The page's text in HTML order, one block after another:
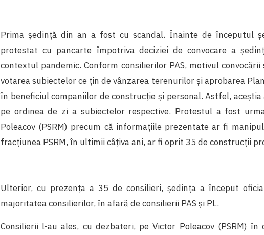
Prima ședință din an a fost cu scandal. Înainte de începutul
protestat cu pancarte împotriva deciziei de convocare a
contextul pandemic. Conform consilierilor PAS, motivul
votarea subiectelor ce țin de vânzarea terenurilor și aprobarea
în beneficiul companiilor de construcție și personal. Astfel,
pe ordinea de zi a subiectelor respective. Protestul a fost
Poleacov (PSRM) precum că informațiile prezentate ar fi
fracțiunea PSRM, în ultimii câțiva ani, ar fi oprit 35 de construcții
Ulterior, cu prezența a 35 de consilieri, ședința a început
majoritatea consilierilor, în afară de consilierii PAS și PL.
Consilierii l-au ales, cu dezbateri, pe Victor Poleacov (PSRM)